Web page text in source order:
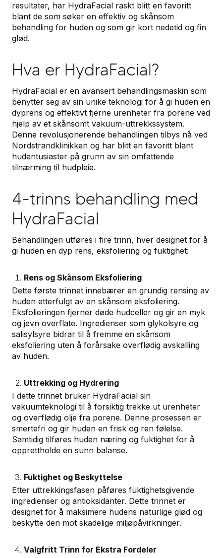
resultater, har HydraFacial raskt blitt en favoritt
blant de som søker en effektiv og skånsom
behandling for huden og som gir kort nedetid og fin
glød.
Hva er HydraFacial?
HydraFacial er en avansert behandlingsmaskin som
benytter seg av sin unike teknologi for å gi huden en
dyprens og effektivt fjerne urenheter fra porene ved
hjelp av et skånsomt vakuum-uttrekkssystem.
Denne revolusjonerende behandlingen tilbys nå ved
Nordstrandklinikken og har blitt en favoritt blant
hudentusiaster på grunn av sin omfattende
tilnærming til hudpleie.
4-trinns behandling med
HydraFacial
Behandlingen utføres i fire trinn, hver designet for å
gi huden en dyp rens, eksfoliering og fuktighet:
Rens og Skånsom Eksfoliering
Dette første trinnet innebærer en grundig rensing av
huden etterfulgt av en skånsom eksfoliering.
Eksfolieringen fjerner døde hudceller og gir en myk
og jevn overflate. Ingredienser som glykolsyre og
salisylsyre bidrar til å fremme en skånsom
eksfoliering uten å forårsake overflødig avskalling
av huden.
Uttrekking og Hydrering
I dette trinnet bruker HydraFacial sin
vakuumteknologi til å forsiktig trekke ut urenheter
og overflødig olje fra porene. Denne prosessen er
smertefri og gir huden en frisk og ren følelse.
Samtidig tilføres huden næring og fuktighet for å
opprettholde en sunn balanse.
Fuktighet og Beskyttelse
Etter uttrekkingsfasen påføres fuktighetsgivende
ingredienser og antioksidanter. Dette trinnet er
designet for å maksimere hudens naturlige glød og
beskytte den mot skadelige miljøpåvirkninger.
Valgfritt Trinn for Ekstra Fordeler